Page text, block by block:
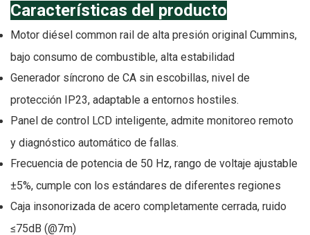
Características del producto
Motor diésel common rail de alta presión original Cummins,
bajo consumo de combustible, alta estabilidad
Generador síncrono de CA sin escobillas, nivel de
protección IP23, adaptable a entornos hostiles.
Panel de control LCD inteligente, admite monitoreo remoto
y diagnóstico automático de fallas.
Frecuencia de potencia de 50 Hz, rango de voltaje ajustable
±5%, cumple con los estándares de diferentes regiones
Caja insonorizada de acero completamente cerrada, ruido
≤75dB (@7m)